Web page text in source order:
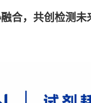
合，共创检测